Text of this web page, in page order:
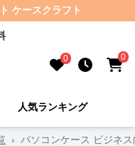
ケースクラフト
0 0
人気ランキング
› パソコンケース ビジネ